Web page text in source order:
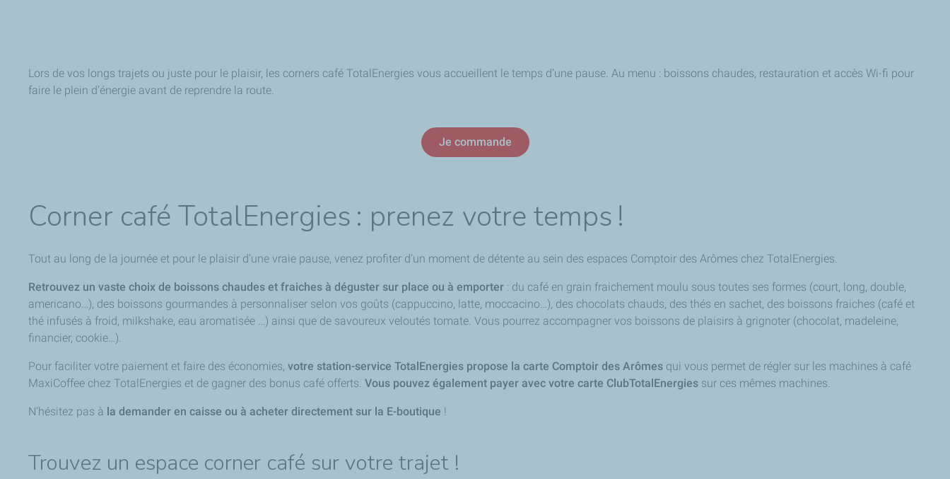
Lors de vos longs trajets ou juste pour le plaisir, les corners café TotalEnergies vous accueillent le temps d’une pause. Au menu : boissons chaudes, restauration et accès Wi-fi pour
faire le plein d’énergie avant de reprendre la route.
Je commande
Corner café TotalEnergies : prenez votre temps !
Tout au long de la journée et pour le plaisir d’une vraie pause, venez profiter d’un moment de détente au sein des espaces Comptoir des Arômes chez TotalEnergies.
Retrouvez un vaste choix de boissons chaudes et fraiches à déguster sur place ou à emporter : du café en grain fraichement moulu sous toutes ses formes (court, long, double,
americano…), des boissons gourmandes à personnaliser selon vos goûts (cappuccino, latte, moccacino…), des chocolats chauds, des thés en sachet, des boissons fraiches (café et
thé infusés à froid, milkshake, eau aromatisée …) ainsi que de savoureux veloutés tomate. Vous pourrez accompagner vos boissons de plaisirs à grignoter (chocolat, madeleine,
financier, cookie…).
Pour faciliter votre paiement et faire des économies, votre station-service TotalEnergies propose la carte Comptoir des Arômes qui vous permet de régler sur les machines à café
MaxiCoffee chez TotalEnergies et de gagner des bonus café offerts. Vous pouvez également payer avec votre carte ClubTotalEnergies sur ces mêmes machines.
N’hésitez pas à la demander en caisse ou à acheter directement sur la E-boutique !
Trouvez un espace corner café sur votre trajet !